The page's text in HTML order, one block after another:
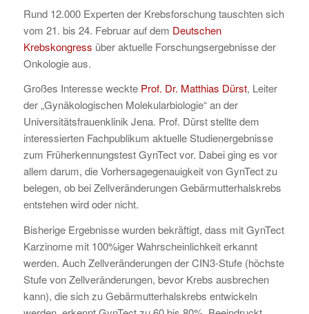
Rund 12.000 Experten der Krebsforschung tauschten sich
vom 21. bis 24. Februar auf dem Deutschen
Krebskongress über aktuelle Forschungsergebnisse der
Onkologie aus.
Großes Interesse weckte Prof. Dr. Matthias Dürst, Leiter
der „Gynäkologischen Molekularbiologie“ an der
Universitätsfrauenklinik Jena. Prof. Dürst stellte dem
interessierten Fachpublikum aktuelle Studienergebnisse
zum Früherkennungstest GynTect vor. Dabei ging es vor
allem darum, die Vorhersagegenauigkeit von GynTect zu
belegen, ob bei Zellveränderungen Gebärmutterhalskrebs
entstehen wird oder nicht.
Bisherige Ergebnisse wurden bekräftigt, dass mit GynTect
Karzinome mit 100%iger Wahrscheinlichkeit erkannt
werden. Auch Zellveränderungen der CIN3-Stufe (höchste
Stufe von Zellveränderungen, bevor Krebs ausbrechen
kann), die sich zu Gebärmutterhalskrebs entwickeln